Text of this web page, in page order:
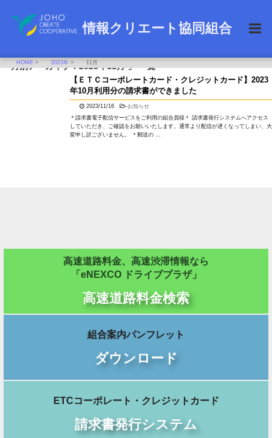
情報クリエート協同組合
HOME> 2023年> 11月
「 月別アーカイブ：2023年11月 」 一覧
【ＥＴＣコーポレートカード・クレジットカード】2023
年10月利用分の請求書ができました
2023/11/16 -お知らせ
＊請求書電子配信サービスをご利用の組合員様＊ 請求書発行システムへアクセス
していただき、ご確認をお願いいたします。通常より配信が遅くなってしまい、大
変申し訳ございません。 ＊郵送の …
高速道路料金、高速渋滞情報なら
「eNEXCO ドライブプラザ」
高速道路料金検索
組合案内パンフレット
ダウンロード
ETCコーポレート・クレジットカード
請求書発行システム